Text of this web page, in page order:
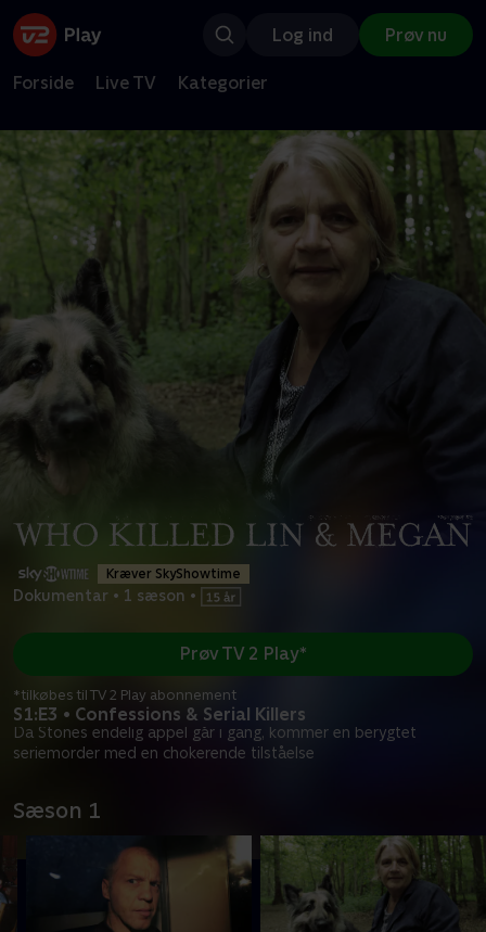
Log ind Prøv nu
Forside Live TV Kategorier
Kræver SkyShowtime
Dokumentar • 1 sæson •
S1:E3 • Confessions & Serial Killers
Da Stones endelig appel går i gang, kommer en berygtet
seriemorder med en chokerende tilståelse
Prøv TV 2 Play*
*tilkøbes til TV 2 Play abonnement
Sæson 1